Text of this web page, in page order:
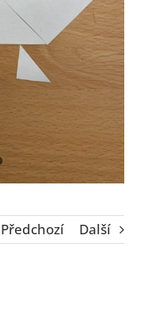
Předchozí Další